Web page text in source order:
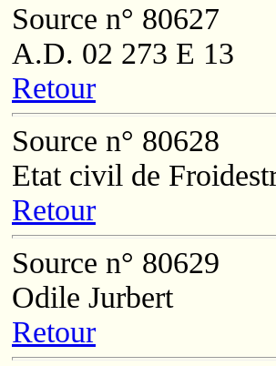
Source n° 80627
A.D. 02 273 E 13
Retour
Source n° 80628
Etat civil de
Retour
Source n° 80629
Odile Jurbert
Retour